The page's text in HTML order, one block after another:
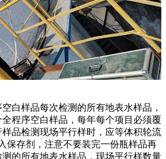
白样品每次检测的所有地表水样品，
程序空白样品，每年每个项目必须覆
品检测现场平行样时，应等体积轮流
保存剂，注意不要装完一份瓶样品再
的所有地表水样品，现场平行样数量